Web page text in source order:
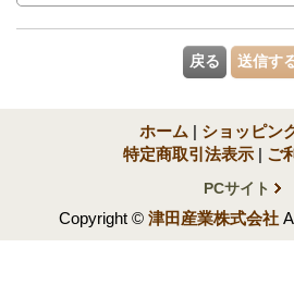
ホーム | ショッピン
特定商取引法表示 | ご
PCサイト
Copyright © 津田産業株式会社